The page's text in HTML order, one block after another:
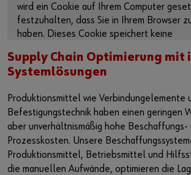
Verkauf nur an Gewerbetreibende
Jetzt Registrieren
Presse
Podcast
Interaktive Besuchsplattform
Start-Ups
Download
Newsletter
wird ein Cookie auf Ihrem Computer
festzuhalten, dass Sie in Ihrem Browser
haben. Dieses Cookie speichert keine
Weitere Informationen finden Sie in
Datenschutzerklärung
Inhalte aktivieren
Alternativ können Sie auch diesen Link
Video direkt auf der Plattform des
https://youtu.be/oeJ9m_sjq0I
Supply Chain Optimierung
Systemlösungen
Produktionsmittel wie Verbindungelemente
Befestigungstechnik haben einen geringen
aber unverhältnismäßig hohe Beschaffungs-
Prozesskosten. Unsere
Produktionsmittel, Betriebsmittel und
die manuellen Aufwände, optimieren die